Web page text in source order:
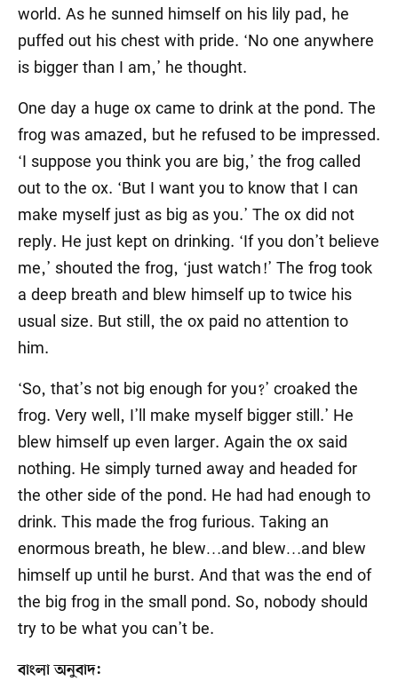
world. As he sunned himself on his lily pad, he
puffed out his chest with pride. ‘No one anywhere
is bigger than I am,’ he thought.
One day a huge ox came to drink at the pond. The
frog was amazed, but he refused to be impressed.
‘I suppose you think you are big,’ the frog called
out to the ox. ‘But I want you to know that I can
make myself just as big as you.’ The ox did not
reply. He just kept on drinking. ‘If you don’t believe
me,’ shouted the frog, ‘just watch!’ The frog took
a deep breath and blew himself up to twice his
usual size. But still, the ox paid no attention to
him.
‘So, that’s not big enough for you?’ croaked the
frog. Very well, I’ll make myself bigger still.’ He
blew himself up even larger. Again the ox said
nothing. He simply turned away and headed for
the other side of the pond. He had had enough to
drink. This made the frog furious. Taking an
enormous breath, he blew…and blew…and blew
himself up until he burst. And that was the end of
the big frog in the small pond. So, nobody should
try to be what you can’t be.
বাংলা অনুবাদ: